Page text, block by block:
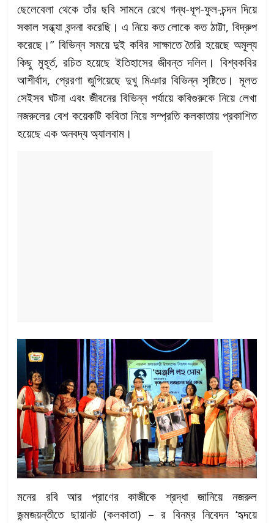
ছেলেবেলা থেকে তাঁর ছবি সামনে রেখে গন্ধ-ধূপ-ফুল-চন্দন দিয়ে
সকাল সন্ধ্যা বন্দনা করেছি। এ নিয়ে কত লোকে কত ঠাট্টা, বিদ্রুপ
করেছে।” বিভিন্ন সময়ে দুই কবির সাক্ষাতে তৈরি হয়েছে অমূল্য
কিছু মুহূর্ত, রচিত হয়েছে ইতিহাসের জীবন্ত দলিল। বিশ্বকবির
আশীর্বাদ, প্রেরণা জুগিয়েছে দুখু মিঞার বিভিন্ন সৃষ্টিতে। মূলত
সেইসব ঘটনা এবং জীবনের বিভিন্ন পর্যায়ে কবিগুরুকে নিয়ে লেখা
নজরুলের বেশ কয়েকটি কবিতা নিয়ে সম্প্রতি কলকাতায় প্রকাশিত
হয়েছে এক অনবদ্য অ্যালবাম।
মনের রবি আর প্রাণের কাজীকে শ্রদ্ধা জানিয়ে নজরুল
জন্মজয়ন্তীতে ছায়ানট (কলকাতা) – র বিনম্র নিবেদন ‘হৃদয়ে